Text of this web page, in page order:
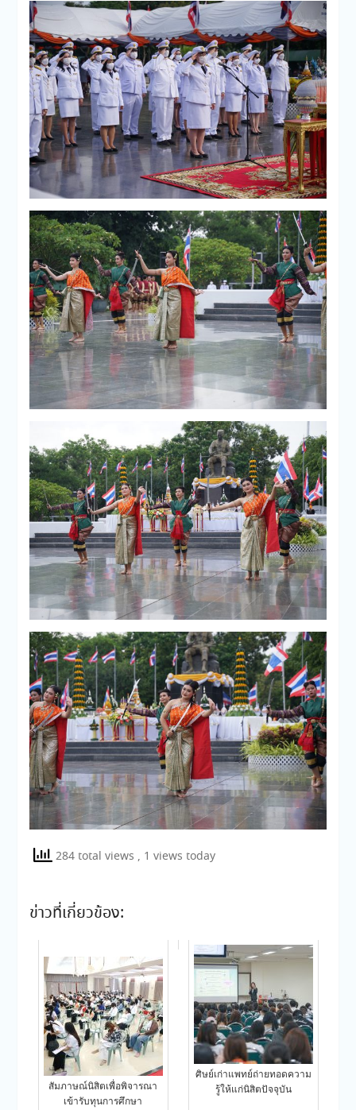
284 total views , 1 views today
ข่าวที่เกี่ยวข้อง:
สัมภาษณ์นิสิตเพื่อพิจารณา
เข้ารับทุนการศึกษา
ศิษย์เก่าแพทย์ถ่ายทอดความ
รู้ให้แก่นิสิตปัจจุบัน